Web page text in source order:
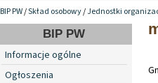
BIP PW/Skład osobowy/Jednostki
BIP PW
Informacje ogólne
Ogłoszenia